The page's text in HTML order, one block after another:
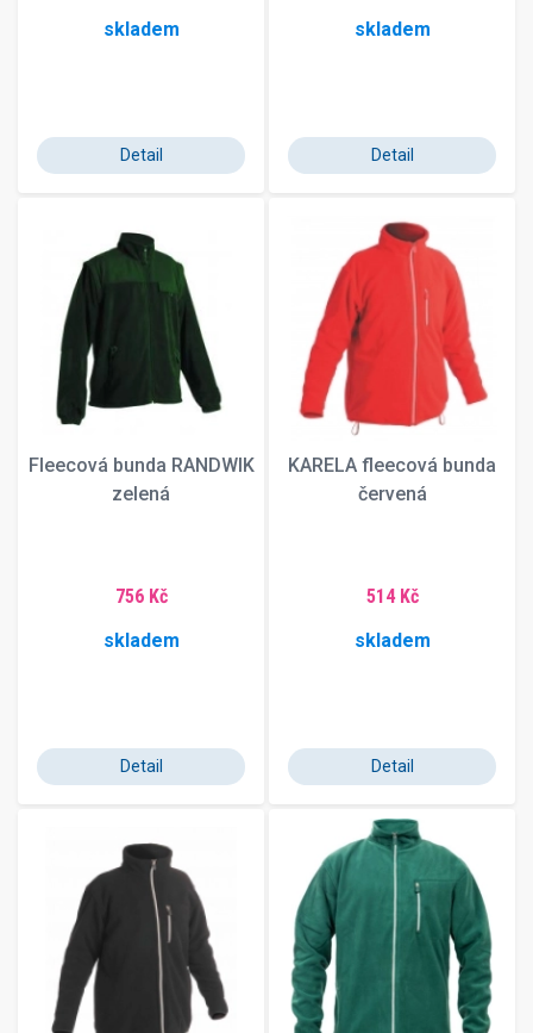
skladem
Detail
skladem
Detail
Fleecová bunda RANDWIK
zelená
756 Kč
skladem
Detail
KARELA fleecová bunda
červená
514 Kč
skladem
Detail